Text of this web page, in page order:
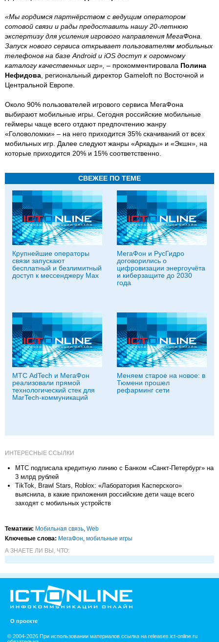
«Мы гордимся партнёрством с ведущим оператором
сотовой связи и рады предоставить нашу 20-летнюю
экспертизу для усиления игрового направления МегаФона.
Запуск нового сервиса открывает пользователям мобильных
телефонов на базе Android и iOS доступ к огромному
каталогу качественных игр», – прокомментировала Полина
Нефидова , региональный директор Gameloft по Восточной и
Центральной Европе.
Около 90% пользователей игрового сервиса МегаФона
выбирают мобильные игры. Сегодня российские мобильные
геймеры чаще всего отдают предпочтению жанру
«Головоломки» – на него приходится 35% скачиваний от всех
мобильных игр. Далее следуют жанры «Аркады» и «Экшн», на
которые приходится 20% и 15% соответственно.
СВЕЖЕЕ ПО ТЕМЕ
Крупнейшие операторы
связи запускают
бесплатный и безлимитный
доступ к мессенджеру Мах
МегаФон и РусГидро
договорились о
цифровизации энергоучёта
и киберзащите до 2030
года
МТС AdTech и МегаФон
реализовали прямой
технологический стек для
MarTech-коммуникаций
Меняем старое на новое: в
Тюмени прошел
рефарминг сети
ИНТЕРЕСНЫЕ ССЫЛКИ
МТС подписала кредитную линию с Банком «Санкт-Петербург» на
3 млрд рублей
TikTok, Brawl Stars, Roblox: «Лаборатория Касперского»
выяснила, в какие приложения российские дети чаще всего
заходят с мобильных устройств
Тематики: Мобильная связь, Web
Ключевые слова: МегаФон, мобильные игры
А ЗНАЕТЕ ЛИ ВЫ, ЧТО:
О проекте
© 2004-2026 При использовании материалов ссылка на releases.ict-online.ru